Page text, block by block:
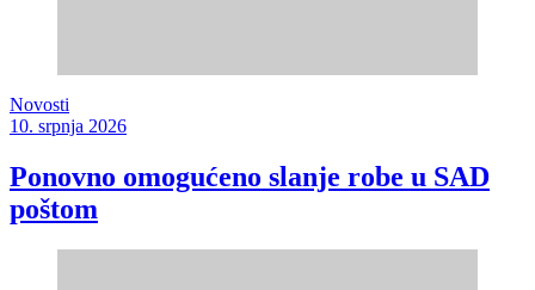
Novosti
10. srpnja 2026
Ponovno omogućeno slanje robe u SAD
poštom